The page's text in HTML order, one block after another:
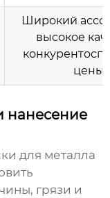
Широкий
высокое
цены
нанесение
для металла
грязи и